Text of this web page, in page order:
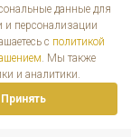
данные для
и персонализации
с политикой
. Мы также
и аналитики.
Принять